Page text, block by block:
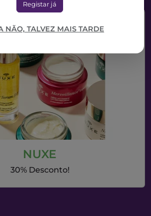
Registar já
NÃO, TALVEZ MAIS TARDE
NUXE
30% Desconto!